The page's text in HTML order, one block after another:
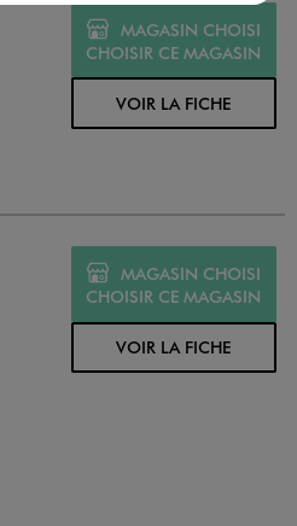
MAGASIN CHOISI
CHOISIR CE MAGASIN
VOIR LA FICHE
MAGASIN CHOISI
CHOISIR CE MAGASIN
VOIR LA FICHE